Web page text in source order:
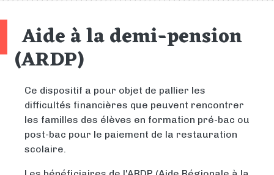
Aide à la demi-pension
(ARDP)
Ce dispositif a pour objet de pallier les
difficultés financières que peuvent rencontrer
les familles des élèves en formation pré-bac ou
post-bac pour le paiement de la restauration
scolaire.